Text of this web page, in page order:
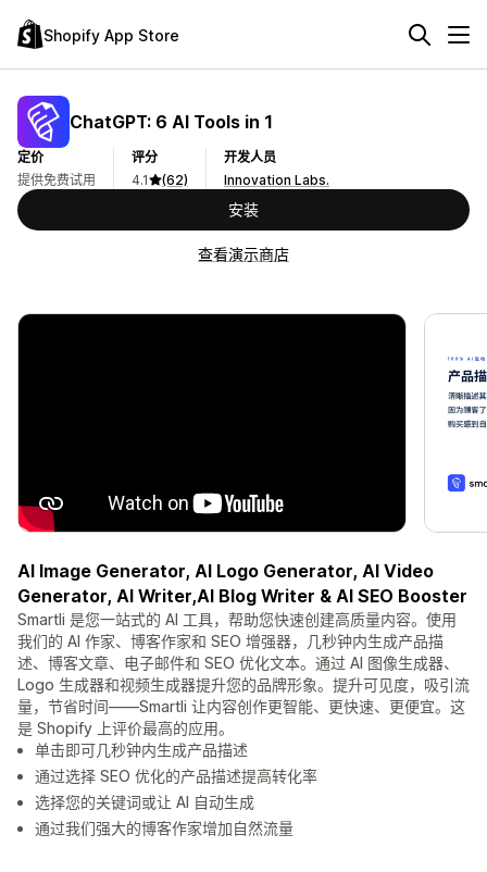
Shopify App Store
ChatGPT: 6 AI Tools in 1
定价
提供免费试用
评分
4.1
(62)
开发人员
Innovation Labs.
安装
查看演示商店
AI Image Generator, AI Logo Generator, AI Video
Generator, AI Writer,AI Blog Writer & AI SEO Booster
Smartli 是您一站式的 AI 工具，帮助您快速创建高质量内容。使用
我们的 AI 作家、博客作家和 SEO 增强器，几秒钟内生成产品描
述、博客文章、电子邮件和 SEO 优化文本。通过 AI 图像生成器、
Logo 生成器和视频生成器提升您的品牌形象。提升可见度，吸引流
量，节省时间——Smartli 让内容创作更智能、更快速、更便宜。这
是 Shopify 上评价最高的应用。
单击即可几秒钟内生成产品描述
通过选择 SEO 优化的产品描述提高转化率
选择您的关键词或让 AI 自动生成
通过我们强大的博客作家增加自然流量